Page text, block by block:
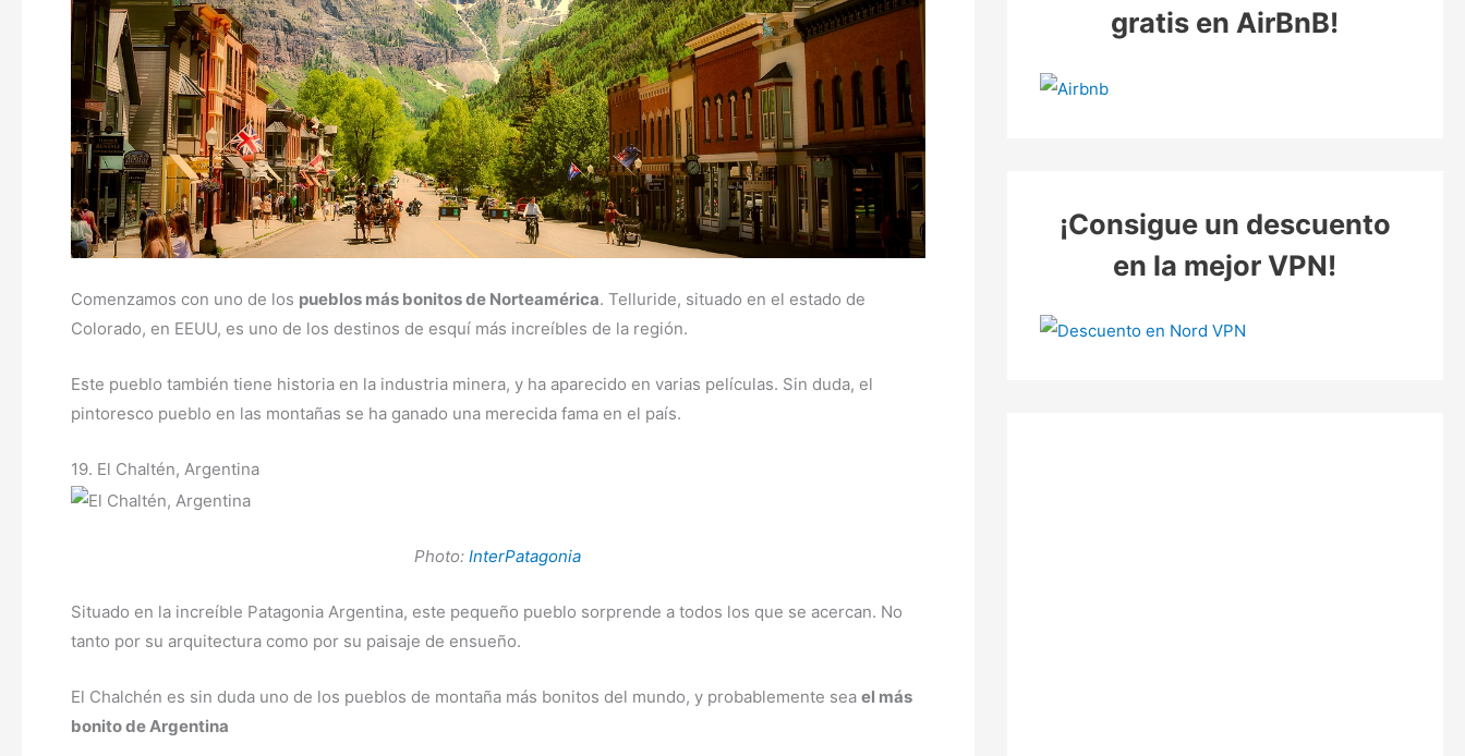
Comenzamos con uno de los pueblos más bonitos de Norteamérica. Telluride, situado en el estado de
Colorado, en EEUU, es uno de los destinos de esquí más increíbles de la región.
Este pueblo también tiene historia en la industria minera, y ha aparecido en varias películas. Sin duda, el
pintoresco pueblo en las montañas se ha ganado una merecida fama en el país.
19. El Chaltén, Argentina
Photo:InterPatagonia
Situado en la increíble Patagonia Argentina, este pequeño pueblo sorprende a todos los que se acercan. No
tanto por su arquitectura como por su paisaje de ensueño.
El Chalchén es sin duda uno de los pueblos de montaña más bonitos del mundo, y probablemente sea el más
bonito de Argentina
gratis en AirBnB!
¡Consigue un descuento
en la mejor VPN!